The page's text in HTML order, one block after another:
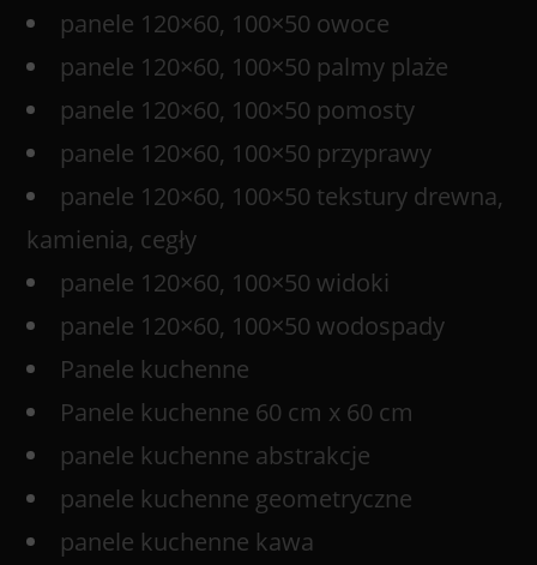
panele 120×60, 100×50 owoce
panele 120×60, 100×50 palmy plaże
panele 120×60, 100×50 pomosty
panele 120×60, 100×50 przyprawy
panele 120×60, 100×50 tekstury drewna,
kamienia, cegły
panele 120×60, 100×50 widoki
panele 120×60, 100×50 wodospady
Panele kuchenne
Panele kuchenne 60 cm x 60 cm
panele kuchenne abstrakcje
panele kuchenne geometryczne
panele kuchenne kawa